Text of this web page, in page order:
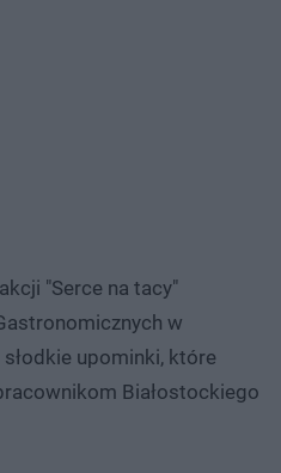
"Serce na tacy"
w
upominki, które
Białostockiego